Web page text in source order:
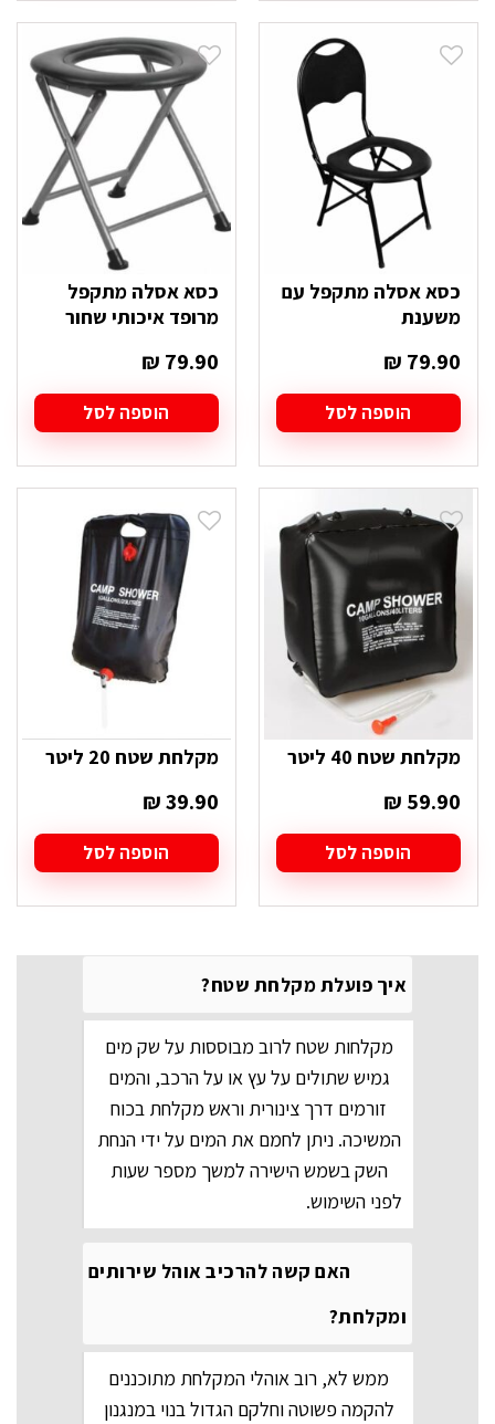
כסא אסלה מתקפל עם
משענת
₪ 79.90
הוספה לסל
כסא אסלה מתקפל
מרופד איכותי שחור
₪ 79.90
הוספה לסל
מקלחת שטח 40 ליטר
₪ 59.90
הוספה לסל
מקלחת שטח 20 ליטר
₪39.90
הוספה לסל
איך פועלת מקלחת שטח?
מקלחות שטח לרוב מבוססות על שק מים
גמיש שתולים על עץ או על הרכב, והמים
זורמים דרך צינורית וראש מקלחת בכוח
המשיכה. ניתן לחמם את המים על ידי הנחת
השק בשמש הישירה למשך מספר שעות
לפני השימוש.
האם קשה להרכיב אוהל שירותים
ומקלחת?
ממש לא, רוב אוהלי המקלחת מתוכננים
להקמה פשוטה וחלקם הגדול בנוי במנגנון